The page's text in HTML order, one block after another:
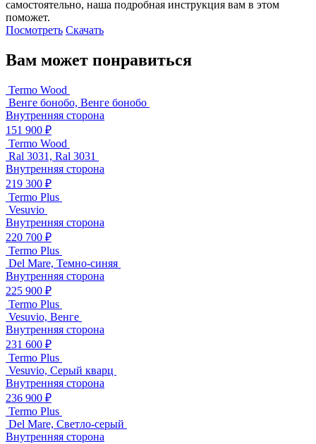
самостоятельно, наша подробная инструкция вам в этом
поможет.
Посмотреть Скачать
Вам может понравиться
Termo Wood
Венге бонобо, Венге бонобо
Внутренняя сторона
151 900 ₽
Termo Wood
Ral 3031, Ral 3031
Внутренняя сторона
219 300 ₽
Termo Plus
Vesuvio
Внутренняя сторона
220 700 ₽
Termo Plus
Del Mare, Темно-синяя
Внутренняя сторона
225 900 ₽
Termo Plus
Vesuvio, Венге
Внутренняя сторона
231 600 ₽
Termo Plus
Vesuvio, Серый кварц
Внутренняя сторона
236 900 ₽
Termo Plus
Del Mare, Светло-серый
Внутренняя сторона